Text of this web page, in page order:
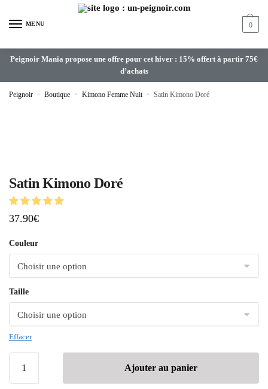
MENU 0
Peignoir Mania propose une offre pour cet hiver : 15% offert à partir 75€
d’achats
Peignoir » Boutique » Kimono Femme Nuit » Satin Kimono Doré
Satin Kimono Doré
37.90€
Couleur
Taille
Effacer
Ajouter au panier